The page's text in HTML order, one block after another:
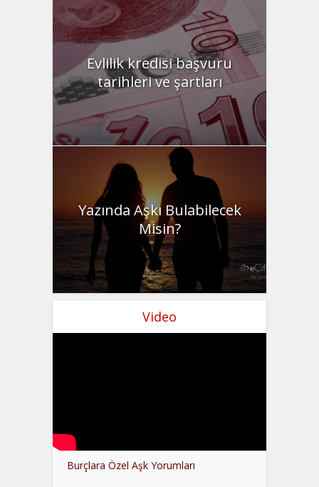
Evlilik kredisi başvuru
tarihleri ve şartları
Yazında Aşkı Bulabilecek
Misin?
Video
Burçlara Özel Aşk Yorumları